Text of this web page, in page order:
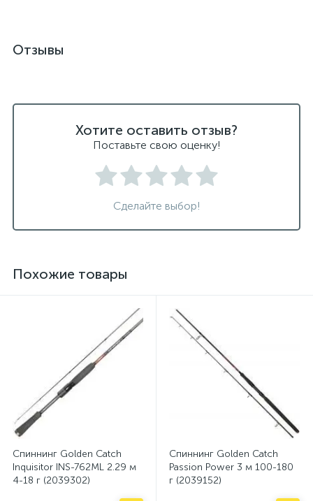
Отзывы
Хотите оставить отзыв?
Поставьте свою оценку!
Сделайте выбор!
Похожие товары
Спиннинг Golden Catch
Inquisitor INS-762ML 2.29 м
4-18 г (2039302)
Спиннинг Golden Catch
Passion Power 3 м 100-180
г (2039152)